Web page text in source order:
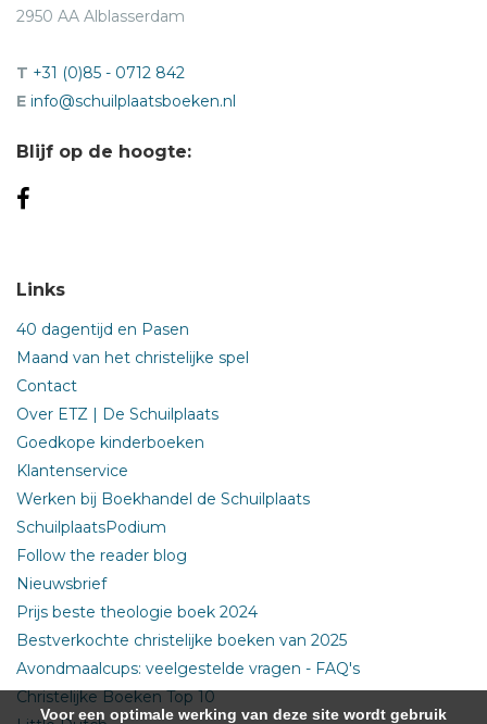
2950 AA Alblasserdam
T +31 (0)85 - 0712 842
E info@schuilplaatsboeken.nl
Blijf op de hoogte:
Links
40 dagentijd en Pasen
Maand van het christelijke spel
Contact
Over ETZ | De Schuilplaats
Goedkope kinderboeken
Klantenservice
Werken bij Boekhandel de Schuilplaats
SchuilplaatsPodium
Follow the reader blog
Nieuwsbrief
Prijs beste theologie boek 2024
Bestverkochte christelijke boeken van 2025
Avondmaalcups: veelgestelde vragen - FAQ's
Christelijke Boeken Top 10
Voor een optimale werking van deze site wordt gebruik